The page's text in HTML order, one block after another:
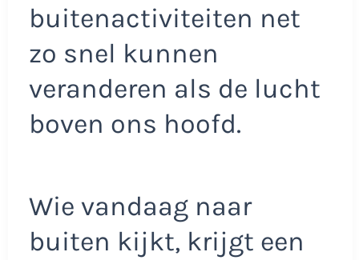
buitenactiviteiten net
zo snel kunnen
veranderen als de lucht
boven ons hoofd.
Wie vandaag naar
buiten kijkt, krijgt een